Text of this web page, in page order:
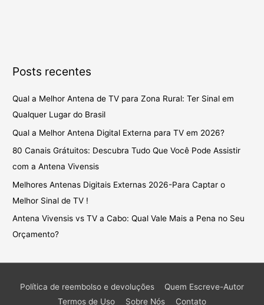
Posts recentes
Qual a Melhor Antena de TV para Zona Rural: Ter Sinal em
Qualquer Lugar do Brasil
Qual a Melhor Antena Digital Externa para TV em 2026?
80 Canais Grátuitos: Descubra Tudo Que Você Pode Assistir
com a Antena Vivensis
Melhores Antenas Digitais Externas 2026-Para Captar o
Melhor Sinal de TV !
Antena Vivensis vs TV a Cabo: Qual Vale Mais a Pena no Seu
Orçamento?
Política de reembolso e devoluções
Quem Escreve-Autor
Termos de Uso
Sobre Nós Contato